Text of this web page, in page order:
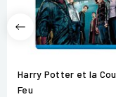
Harry Potter et la
Feu